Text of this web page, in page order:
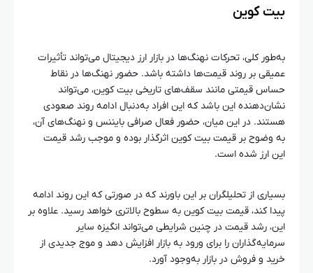
بیت‌ کوین
به‌طور کلی، تحرکات نهنگ‌ها در بازار ارز دیجیتال می‌تواند تأثیرات
عمیقی بر روند قیمت‌ها داشته باشد. حضور نهنگ‌ها در نقاط
حساس قیمتی مانند سقف‌های تاریخی بیت‌ کوین، می‌تواند
نشان‌دهنده این باشد که این افراد به‌دنبال ادامه روند صعودی
هستند. در این میان، حضور فعال صرافی بایننس و نهنگ‌های آن،
به وضوح بر قیمت بیت‌ کوین اثرگذار بوده و موجب رشد قیمت
این ارز شده است.
بسیاری از تحلیلگران بر این باورند که در صورتی که این روند ادامه
پیدا کند، قیمت بیت‌ کوین به سطوح بالاتری خواهد رسید. علاوه بر
این، رشد قیمت در چنین شرایطی می‌تواند انگیزه سایر
سرمایه‌گذاران را برای ورود به بازار افزایش دهد و موج جدیدی از
خرید و فروش در بازار به‌وجود آورد.